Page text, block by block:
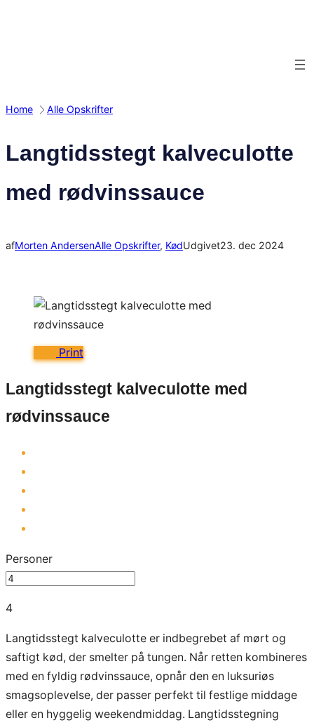
Home Alle Opskrifter
Langtidsstegt kalveculotte
med rødvinssauce
afMorten AndersenAlle Opskrifter, KødUdgivet23. dec 2024
Print
Langtidsstegt kalveculotte med
rødvinssauce
Personer
4
Langtidsstegt kalveculotte er indbegrebet af mørt og
saftigt kød, der smelter på tungen. Når retten kombineres
med en fyldig rødvinssauce, opnår den en luksuriøs
smagsoplevelse, der passer perfekt til festlige middage
eller en hyggelig weekendmiddag. Langtidsstegning